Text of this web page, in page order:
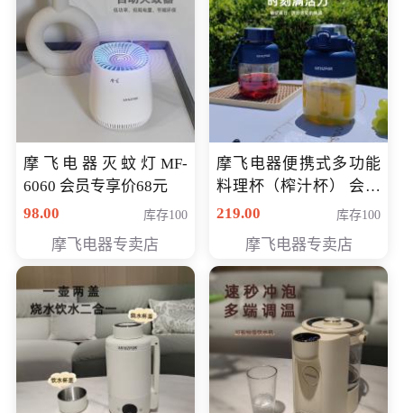
摩飞电器灭蚊灯MF-
6060 会员专享价68元
98.00
库存100
摩飞电器专卖店
摩飞电器便携式多功能
料理杯（榨汁杯） 会员
专享价118元
219.00 库存100
摩飞电器专卖店